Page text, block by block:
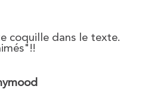
coquille dans le texte.